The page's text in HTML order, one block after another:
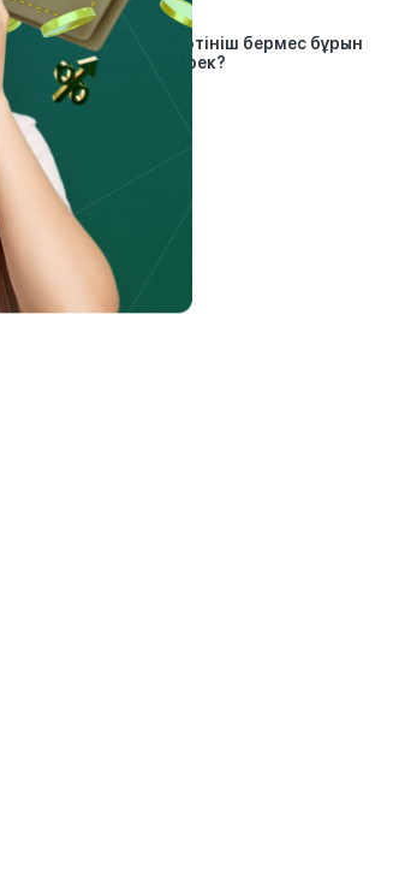
6.03.2023
Банкроттық рәсіміне өтініш бермес бұрын
азаматтар не істеуі керек?